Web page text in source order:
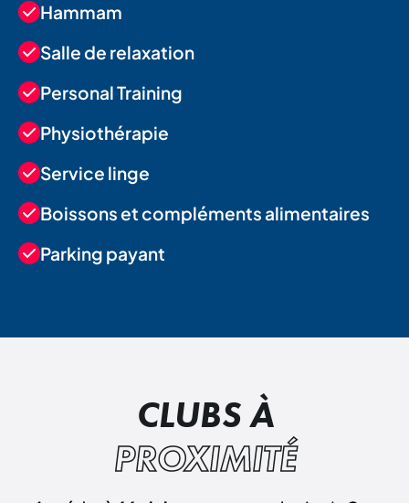
Hammam
Salle de relaxation
Personal Training
Physiothérapie
Service linge
Boissons et compléments alimentaires
Parking payant
CLUBS À
PROXIMITÉ